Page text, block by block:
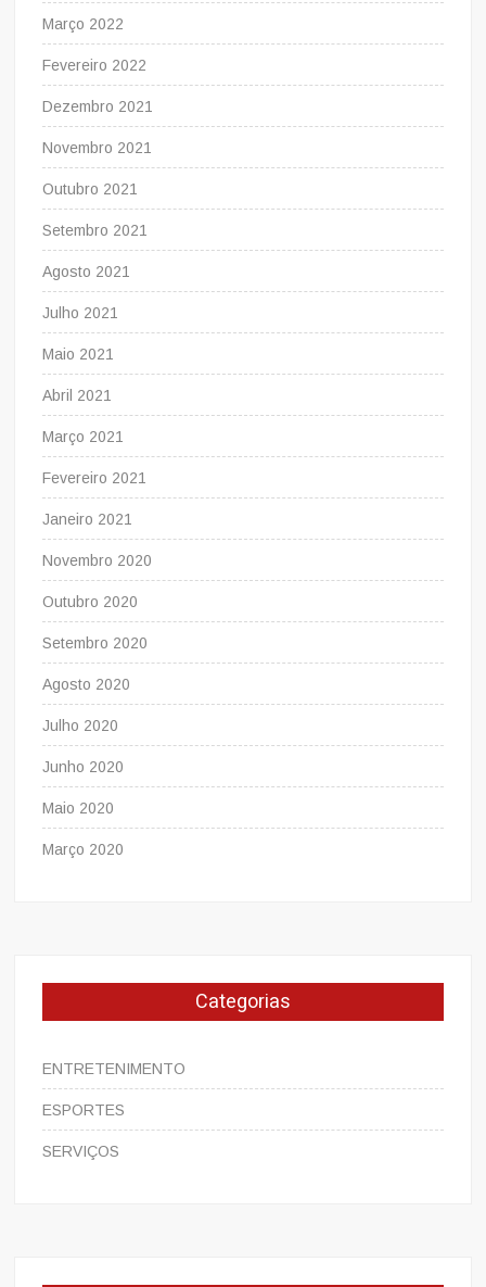
Março 2022
Fevereiro 2022
Dezembro 2021
Novembro 2021
Outubro 2021
Setembro 2021
Agosto 2021
Julho 2021
Maio 2021
Abril 2021
Março 2021
Fevereiro 2021
Janeiro 2021
Novembro 2020
Outubro 2020
Setembro 2020
Agosto 2020
Julho 2020
Junho 2020
Maio 2020
Março 2020
Categorias
ENTRETENIMENTO
ESPORTES
SERVIÇOS